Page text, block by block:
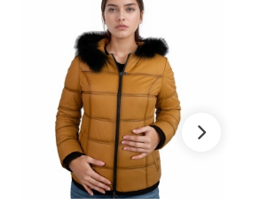
FAVORILERE EKLE
ÜRÜN İNCELE